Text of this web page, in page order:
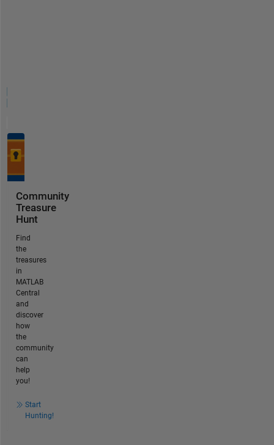
Community
Treasure
Hunt
Find
the
treasures
in
MATLAB
Central
and
discover
how
the
community
can
help
you!
Start
Hunting!